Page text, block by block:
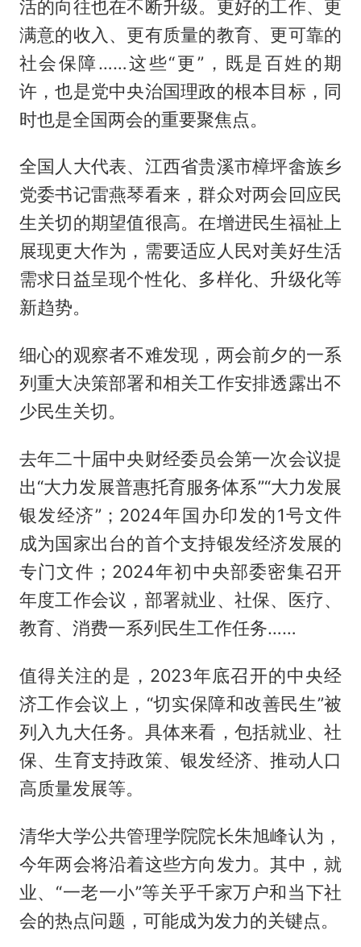
活的向往也在不断升级。更好的工作、更
满意的收入、更有质量的教育、更可靠的
社会保障……这些“更”，既是百姓的期
许，也是党中央治国理政的根本目标，同
时也是全国两会的重要聚焦点。
全国人大代表、江西省贵溪市樟坪畲族乡
党委书记雷燕琴看来，群众对两会回应民
生关切的期望值很高。在增进民生福祉上
展现更大作为，需要适应人民对美好生活
需求日益呈现个性化、多样化、升级化等
新趋势。
细心的观察者不难发现，两会前夕的一系
列重大决策部署和相关工作安排透露出不
少民生关切。
去年二十届中央财经委员会第一次会议提
出“大力发展普惠托育服务体系”“大力发展
银发经济”；2024年国办印发的1号文件
成为国家出台的首个支持银发经济发展的
专门文件；2024年初中央部委密集召开
年度工作会议，部署就业、社保、医疗、
教育、消费一系列民生工作任务……
值得关注的是，2023年底召开的中央经
济工作会议上，“切实保障和改善民生”被
列入九大任务。具体来看，包括就业、社
保、生育支持政策、银发经济、推动人口
高质量发展等。
清华大学公共管理学院院长朱旭峰认为，
今年两会将沿着这些方向发力。其中，就
业、“一老一小”等关乎千家万户和当下社
会的热点问题，可能成为发力的关键点。